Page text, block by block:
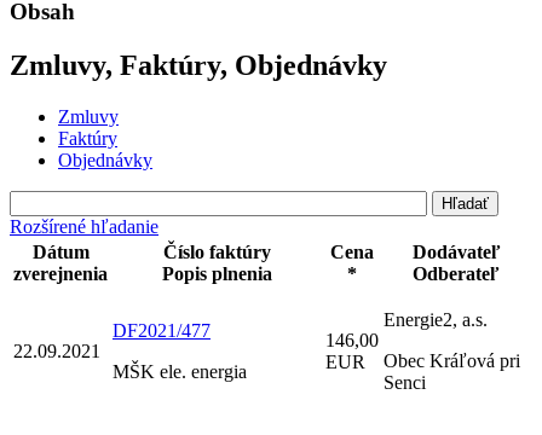
Obsah
Zmluvy, Faktúry, Objednávky
Zmluvy
Faktúry
Objednávky
Rozšírené hľadanie
Dátum
zverejnenia
Číslo faktúry
Popis plnenia
Cena
*
Dodávateľ
Odberateľ
22.09.2021
DF2021/477
MŠK ele. energia
146,00
EUR
Energie2, a.s.
Obec Kráľová pri
Senci